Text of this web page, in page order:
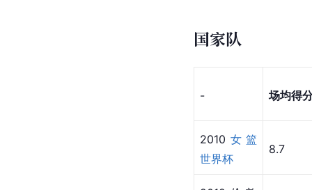
国家队
- 场均得
2010 女篮
世界杯
8.7